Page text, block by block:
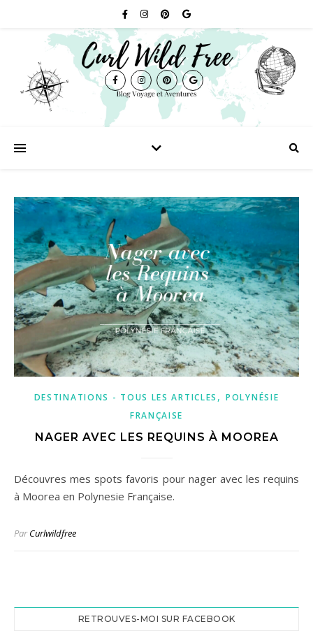
DESTINATIONS - TOUS LES ARTICLES ,POLYNÉSIE
FRANÇAISE
NAGER AVEC LES REQUINS À MOOREA
Découvres mes spots favoris pour nager avec les requins
à Moorea en Polynesie Française.
ParCurlwildfree
RETROUVES-MOI SUR FACEBOOK